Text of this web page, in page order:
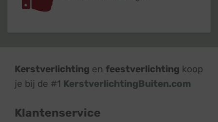
Kerstverlichting en feestverlichting koop
je bij de #1 KerstverlichtingBuiten.com
Klantenservice